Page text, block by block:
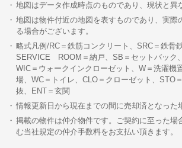
地図はデータ作成時点のものであり、現状と異
地図は物件付近の地図を表すものであり、実際
る場合がございます。
略式凡例/RC＝鉄筋コンクリート、SRC＝鉄骨
SERVICE ROOM＝納戸、SB＝セットバック
WIC＝ウォークインクローゼット、W＝洗濯機
場、WC＝トイレ、CLO＝クローゼット、STO
抜、ENT＝玄関
情報更新日から現在までの間に売却済となった
掲載の物件は仲介物件です。ご契約に至った場
む当社規定の仲介手数料をお支払い頂きます。